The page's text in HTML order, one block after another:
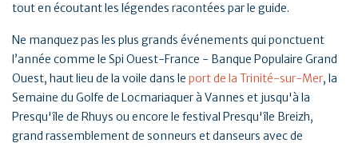
tout en écoutant les légendes racontées par le guide.
Ne manquez pas les plus grands événements qui ponctuent
l’année comme le Spi Ouest-France - Banque Populaire Grand
Ouest, haut lieu de la voile dans le port de la Trinité-sur-Mer, la
Semaine du Golfe de Locmariaquer à Vannes et jusqu'à la
Presqu'île de Rhuys ou encore le festival Presqu'île Breizh,
grand rassemblement de sonneurs et danseurs avec de